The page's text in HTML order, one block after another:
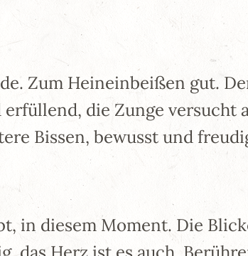
Zum Heineinbeißen gut.
die Zunge versucht
Bissen, bewusst und
in diesem Moment. Die